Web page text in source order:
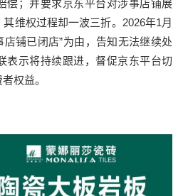
偿；并要求京东平台对涉事店铺展
维权过程却一波三折。2026年1月
铺已闭店”为由，告知无法继续处
表示将持续跟进，督促京东平台切
权益。